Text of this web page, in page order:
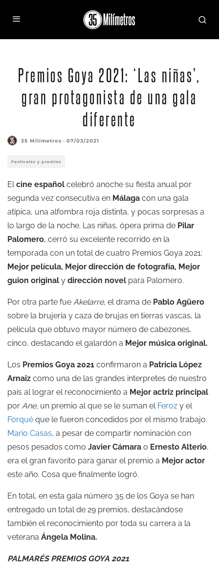
Premios Goya 2021: ‘Las niñas’,
gran protagonista de una gala
diferente
35 Milímetros · 07/03/2021
Festivales y premios
Elcine español celebró anoche su fiesta anual por
segunda vez consecutiva en Málaga con una gala
atípica, una alfombra roja distinta, y pocas sorpresas a
lo largo de la noche. Las niñas, ópera prima de Pilar
Palomero, cerró su excelente recorrido en la
temporada con un total de cuatro Premios Goya 2021:
Mejor película, Mejor dirección de fotografía, Mejor
guion original y dirección novel para Palomero.
Por otra parte fue Akelarre, el drama de Pablo Agüero
sobre la brujería y caza de brujas en tierras vascas, la
película que obtuvo mayor número de cabezones,
cinco, destacando el galardón a Mejor música original.
Los Premios Goya 2021 confirmaron a Patricia López
Arnaiz como una de las grandes interpretes de nuestro
país al lograr el reconocimiento a Mejor actriz principal
por Ane, un premio al que se le suman elFeroz y el
Forqué que le fueron concedidos por el mismo trabajo.
Mario Casas, a pesar de compartir nominación con
pesos pesados como Javier Cámara o Ernesto Alterio,
era el gran favorito para ganar el premio a Mejor actor
este año. Cosa que finalmente logró.
En total, en esta gala número 35 de los Goya se han
entregado un total de 29 premios, destacándose
también el reconocimiento por toda su carrera a la
veterana Ángela Molina.
PALMARÉS PREMIOS GOYA 2021